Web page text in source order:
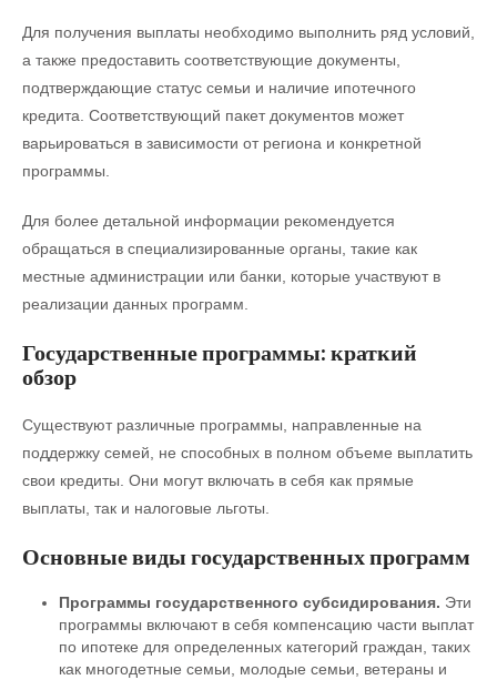
Для получения выплаты необходимо выполнить ряд условий,
а также предоставить соответствующие документы,
подтверждающие статус семьи и наличие ипотечного
кредита. Соответствующий пакет документов может
варьироваться в зависимости от региона и конкретной
программы.
Для более детальной информации рекомендуется
обращаться в специализированные органы, такие как
местные администрации или банки, которые участвуют в
реализации данных программ.
Государственные программы: краткий
обзор
Существуют различные программы, направленные на
поддержку семей, не способных в полном объеме выплатить
свои кредиты. Они могут включать в себя как прямые
выплаты, так и налоговые льготы.
Основные виды государственных программ
Программы государственного субсидирования. Эти
программы включают в себя компенсацию части выплат
по ипотеке для определенных категорий граждан, таких
как многодетные семьи, молодые семьи, ветераны и